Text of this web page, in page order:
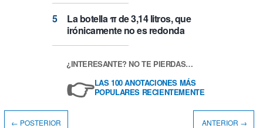
La botella π de 3,14 litros, que
irónicamente no es redonda
¿INTERESANTE? NO TE PIERDAS…
👉LAS 100 ANOTACIONES MÁS
POPULARES RECIENTEMENTE
← POSTERIOR ANTERIOR →